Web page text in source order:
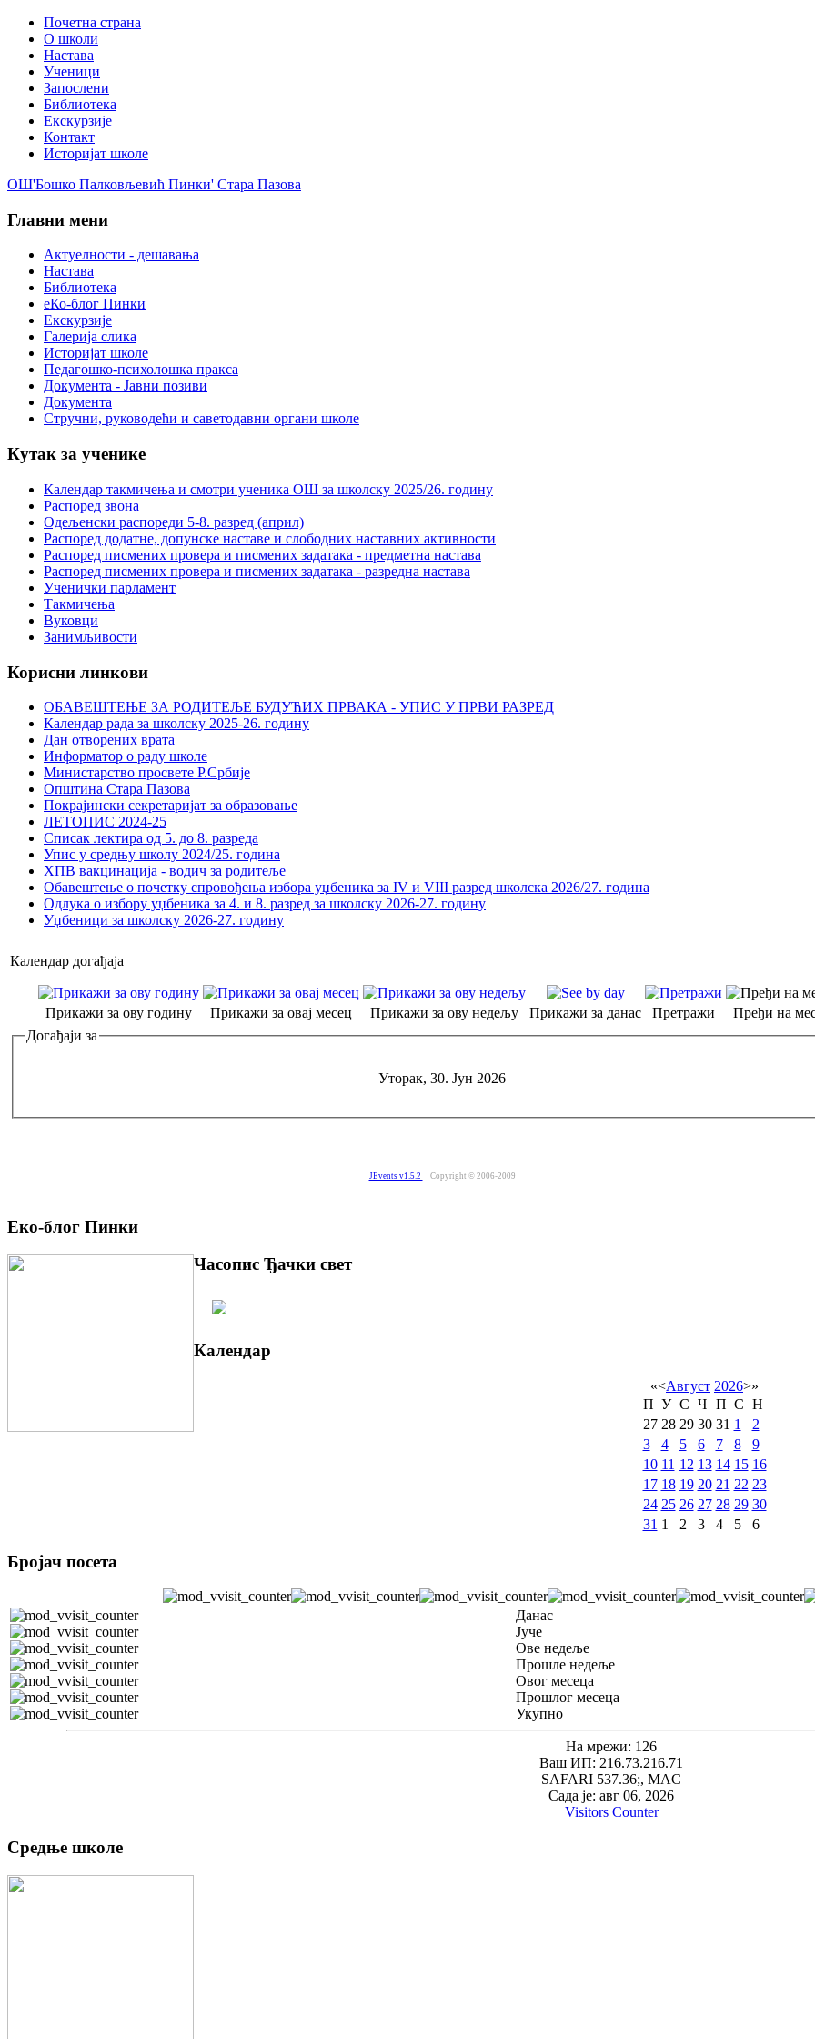
Почетна страна
О школи
Настава
Ученици
Запослени
Библиотека
Екскурзије
Контакт
Историјат школе
ОШ'Бошко Палковљевић Пинки' Стара Пазова
Главни мени
Актуелности - дешавања
Настава
Библиотека
еКо-блог Пинки
Екскурзије
Галерија слика
Историјат школе
Педагошко-психолошка пракса
Документа - Јавни позиви
Документа
Стручни, руководећи и саветодавни органи школе
Кутак за ученике
Календар такмичења и смотри ученика ОШ за школску 2025/26. годину
Распоред звона
Одељенски распореди 5-8. разред (април)
Распоред додатне, допунске наставе и слободних наставних активности
Распоред писмених провера и писмених задатака - предметна настава
Распоред писмених провера и писмених задатака - разредна настава
Ученички парламент
Такмичења
Вуковци
Занимљивости
Корисни линкови
ОБАВЕШТЕЊЕ ЗА РОДИТЕЉЕ БУДУЋИХ ПРВАКА - УПИС У ПРВИ РАЗРЕД
Календар рада за школску 2025-26. годину
Дан отворених врата
Информатор о раду школе
Министарство просвете Р.Србије
Општина Стара Пазова
Покрајински секретаријат за образовање
ЛЕТОПИС 2024-25
Списак лектира од 5. до 8. разреда
Упис у средњу школу 2024/25. година
ХПВ вакцинација - водич за родитеље
Обавештење о почетку спровођења избора уџбеника за IV и VIII разред школска 2026/27. година
Одлука о избору уџбеника за 4. и 8. разред за школску 2026-27. годину
Уџбеници за школску 2026-27. годину
Календар догађаја
Прикажи за ову годину Прикажи за овај месец Прикажи за ову недељу Прикажи за данас Претражи
Пређи на
Догађаји за
Уторак, 30. Јун 2026
JEvents v1.5.2 Copyright © 2006-2009
Еко-блог Пинки
Часопис Ђачки свет
Календар
«<Август 2026>»
П У С Ч П С Н
27 28 29 30 31 1
2
3
4 5 6 7 8
9
10 11 12 13 14 15 16
17 18 19 20 21 22 23
24 25 26 27 28 29 30
31 1 2 3 4 5 6
Бројач посета
Данас
Јуче
Ове недеље
Прошле недеље
Овог месеца
Прошлог месеца
Укупно
На мрежи: 126
Ваш ИП: 216.73.216.71
SAFARI 537.36;, MAC
Сада је: авг 06, 2026
Visitors Counter
Средње школе